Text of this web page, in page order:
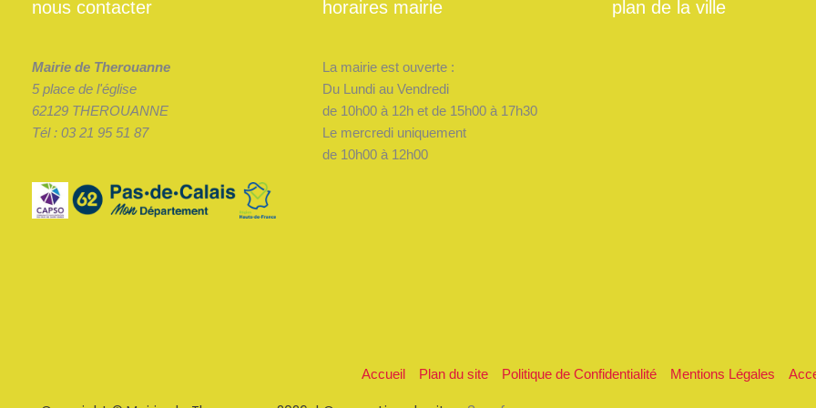
nous contacter
Mairie de Therouanne
5 place de l'église
62129 THEROUANNE
Tél : 03 21 95 51 87
horaires mairie
La mairie est ouverte :
Du Lundi au Vendredi
de 10h00 à 12h et de 15h00 à 17h30
Le mercredi uniquement
de 10h00 à 12h00
plan de la ville
Accueil Plan du site Politique de Confidentialité Mentions Légales